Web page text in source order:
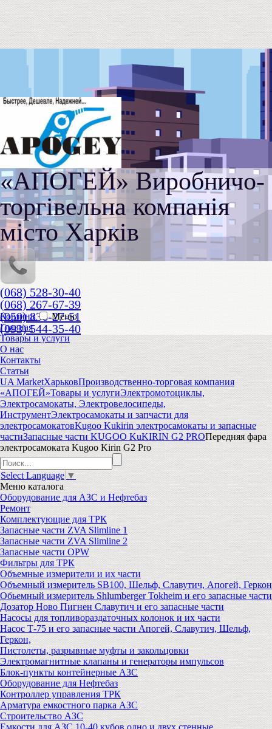
«АПОГЕЙ» Виробничо-
торгівельна компанія
місто Харків
(068) 528-30-40
(068) 267-67-39
(050) 836-27-51
(093) 544-35-40
Корзина
Меню
Главная
Товары и услуги
О нас
Контакты
Статьи
UA MarketХарьковПроизводственно-торговая компания
«АПОГЕЙ»Товары и услугиЭлектромотоциклы,
Электросамокаты, Электровелосипеды,
ИнструментЭлектросамокаты и запчасти для
электросамокатовKugoo Kukirin электросамокаты и запасные
частиЗапасные части KUGOO KuKIRIN G2 PROПередняя фара
электросамоката Kugoo Kirin G2 Pro
Select Language ▼
Менюкаталога
Оборудование для АЗС и Нефтебаз
Ремонт
Комплектующие для ТРК
Запасные части ZVA Slimline 1
Запасные части ZVA Slimline 2
Запасные части OPW
Фильтры для ТРК
Объемные измерители и их части
Объемный измеритель SB100, Шельф, Славутич, Апогей, Геркон
Обьемный измеритель Shlumberger Tokheim и его запасные части
Дозатор Ново Пигнен Славутич и его запасные части
Насосы для топливораздаточных колонок и их части
Насос Т-75 и его запасные части Апогей, Славутич, Шельф,
Геркон,
Пистолеты, разрывные муфты и закольцовки
Электромагнитные клапаны и генераторы импульсов
Блок-пункты контейнерные АЗС
Оборудование для Нефтебаз
Контроллер управления ТРК
Арматура емкостного парка АЗС
Строительство АЗС